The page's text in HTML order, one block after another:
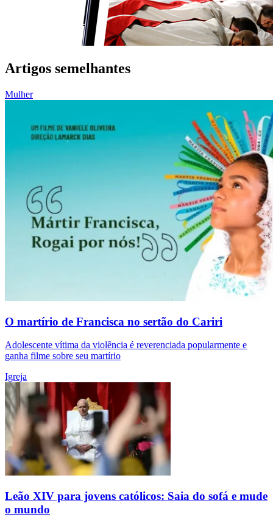
Artigos semelhantes
Mulher
O martírio de Francisca no sertão do Cariri
Adolescente vítima da violência é reverenciada popularmente e
ganha filme sobre seu martírio
Igreja
Leão XIV para jovens católicos: Saia do sofá e mude
o mundo